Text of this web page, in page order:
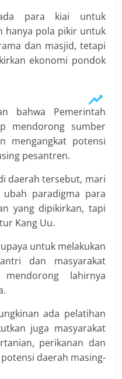
para kiai untuk
hanya pola pikir untuk
dan masjid, tetapi
ekonomi pondok
bahwa Pemerintah
mendorong sumber
mengangkat potensi
pesantren.
daerah tersebut, mari
paradigma para
yang dipikirkan, tapi
Kang Uu.
untuk melakukan
dan masyarakat
lahirnya
ada pelatihan
juga masyarakat
perikanan dan
daerah masing-